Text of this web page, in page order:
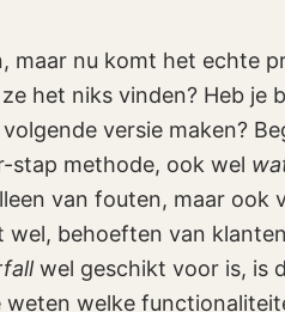
maar nu komt het echte
het niks vinden? Heb je
versie maken?
stap methode, ook wel
van fouten, maar ook
behoeften van
wel geschikt voor is, is
welke